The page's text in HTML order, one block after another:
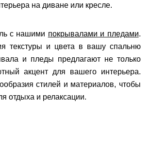
на диване или кресле.
с нашими покрывалами и пледами.
текстуры и цвета в вашу спальню
и пледы предлагают не только
акцент для вашего интерьера.
стилей и материалов, чтобы
отдыха и релаксации.